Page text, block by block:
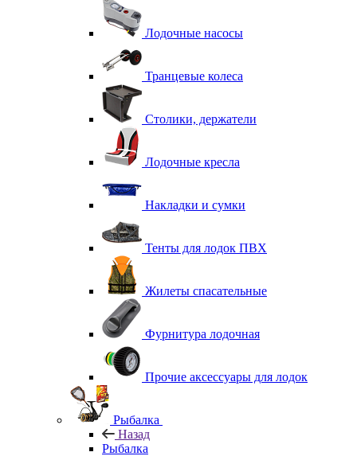
Лодочные насосы
Транцевые колеса
Столики, держатели
Лодочные кресла
Накладки и сумки
Тенты для лодок ПВХ
Жилеты спасательные
Фурнитура лодочная
Прочие аксессуары для лодок
Рыбалка
Назад
Рыбалка